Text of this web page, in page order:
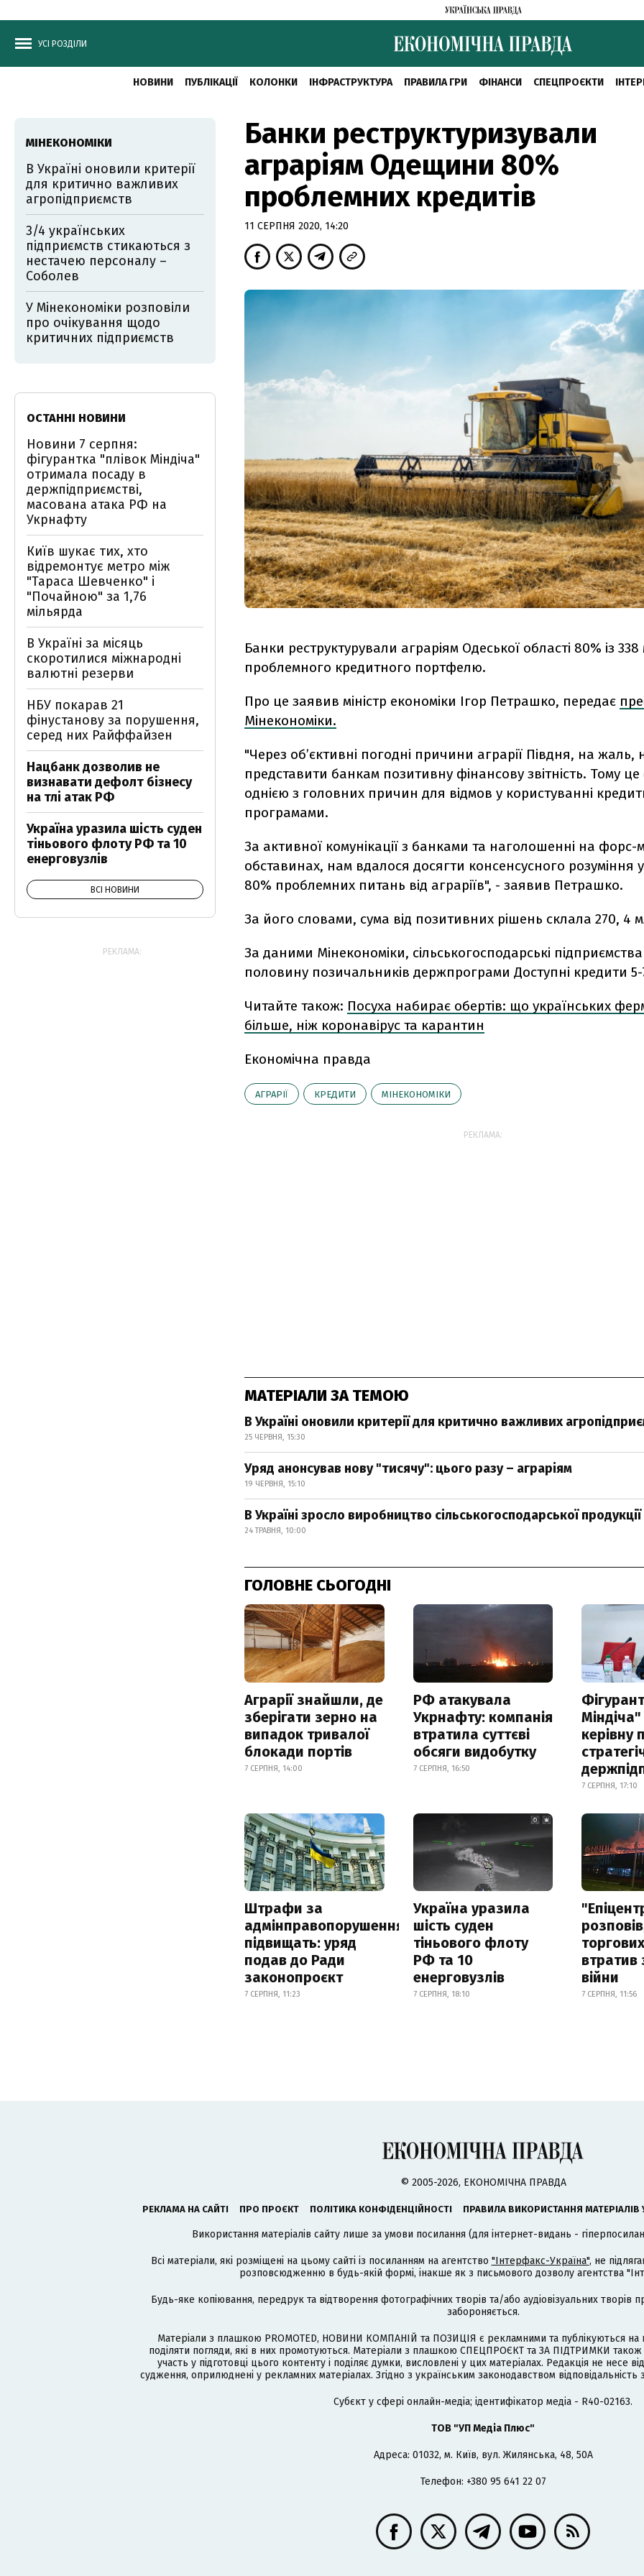
УСІ РОЗДІЛИ
НОВИНИ ПУБЛІКАЦІЇ КОЛОНКИ ІНФРАСТРУКТУРА ПРАВИЛА ГРИ ФІНАНСИ СПЕЦПРОЄКТИ
Банки реструктуризували
аграріям Одещини 80%
проблемних кредитів
11 СЕРПНЯ 2020, 14:20
Банки реструктурували аграріям Одеської області 80% із
проблемного кредитного портфелю.
Про це заявив міністр економіки Ігор Петрашко, передає
Мінекономіки.
"Через об’єктивні погодні причини аграрії Півдня, на жаль,
представити банкам позитивну фінансову звітність. Тому це
однією з головних причин для відмов у користуванні
програмами.
За активної комунікації з банками та наголошенні на
обставинах, нам вдалося досягти консенсусного розуміння
80% проблемних питань від аграріїв", - заявив Петрашко.
За його словами, сума від позитивних рішень склала 270, 4
За даними Мінекономіки, сільськогосподарські
половину позичальників держпрограми Доступні кредити 5-
Читайте також: Посуха набирає обертів: що українських
більше, ніж коронавірус та карантин
Економічна правда
АГРАРІЇ КРЕДИТИ МІНЕКОНОМІКИ
РЕКЛАМА:
МАТЕРІАЛИ ЗА ТЕМОЮ
В Україні оновили критерії для критично важливих
25 ЧЕРВНЯ, 15:30
Уряд анонсував нову "тисячу": цього разу – аграріям
19 ЧЕРВНЯ, 15:10
В Україні зросло виробництво сільськогосподарської продукції
24 ТРАВНЯ, 10:00
ГОЛОВНЕ СЬОГОДНІ
Аграрії знайшли, де
зберігати зерно на
випадок тривалої
блокади портів
7 СЕРПНЯ, 14:00
РФ атакувала
Укрнафту: компанія
втратила суттєві
обсяги видобутку
7 СЕРПНЯ, 16:50
керівну
7 СЕРПНЯ, 17:10
Штрафи за
адмінправопорушення
підвищать: уряд
подав до Ради
законопроєкт
7 СЕРПНЯ, 11:23
Україна уразила
шість суден
тіньового флоту
РФ та 10
енерговузлів
7 СЕРПНЯ, 18:10
втратив
війни
7 СЕРПНЯ, 11:56
МІНЕКОНОМІКИ
В Україні оновили критерії
для критично важливих
агропідприємств
3/4 українських
підприємств стикаються з
нестачею персоналу –
Соболев
У Мінекономіки розповіли
про очікування щодо
критичних підприємств
ОСТАННІ НОВИНИ
Новини 7 серпня:
фігурантка "плівок Міндіча"
отримала посаду в
держпідприємстві,
масована атака РФ на
Укрнафту
Київ шукає тих, хто
відремонтує метро між
"Тараса Шевченко" і
"Почайною" за 1,76
мільярда
В Україні за місяць
скоротилися міжнародні
валютні резерви
НБУ покарав 21
фінустанову за порушення,
серед них Райффайзен
Нацбанк дозволив не
визнавати дефолт бізнесу
на тлі атак РФ
Україна уразила шість суден
тіньового флоту РФ та 10
енерговузлів
ВСІ НОВИНИ
РЕКЛАМА:
© 2005-2026, ЕКОНОМІЧНА ПРАВДА
РЕКЛАМА НА САЙТІ ПРО ПРОЄКТ ПОЛІТИКА КОНФІДЕНЦІЙНОСТІ ПРАВИЛА ВИКОРИСТАННЯ МАТЕРІАЛІВ
Використання матеріалів сайту лише за умови посилання (для інтернет-видань -
Всі матеріали, які розміщені на цьому сайті із посиланням на агентство "Інтерфакс-Україна", не
розповсюдженню в будь-якій формі, інакше як з письмового дозволу агентства
Будь-яке копіювання, передрук та відтворення фотографічних творів та/або аудіовізуальних
забороняється.
Матеріали з плашкою PROMOTED, НОВИНИ КОМПАНІЙ та ПОЗИЦІЯ є рекламними та публікуються на
поділяти погляди, які в них промотуються. Матеріали з плашкою СПЕЦПРОЄКТ та ЗА ПІДТРИМКИ
участь у підготовці цього контенту і поділяє думки, висловлені у цих матеріалах. Редакція не несе
судження, оприлюднені у рекламних матеріалах. Згідно з українським законодавством
Cубєкт у сфері онлайн-медіа; ідентифікатор медіа - R40-02163.
ТОВ "УП Медіа Плюс"
Адреса: 01032, м. Київ, вул. Жилянська, 48, 50А
Телефон: +380 95 641 22 07